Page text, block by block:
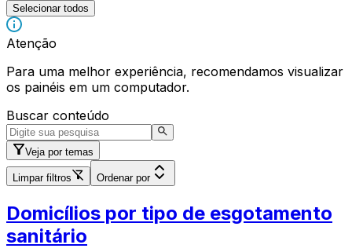
Selecionar todos
Atenção
Para uma melhor experiência, recomendamos visualizar
os painéis em um computador.
Buscar conteúdo
Veja por temas
Limpar filtros Ordenar por
Domicílios por tipo de esgotamento
sanitário